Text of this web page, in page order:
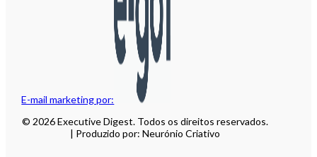
E-mail marketing por:
© 2026 Executive Digest. Todos os direitos reservados.
| Produzido por: Neurónio Criativo